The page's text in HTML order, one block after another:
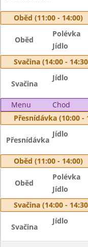
Oběd (11:00 - 14:00)
Oběd
Polévka
Jídlo
Svačina (14:00 -
Svačina
Jídlo
Menu Chod
Přesnídávka (10:00 -
Přesnídávka
Jídlo
Oběd (11:00 - 14:00)
Oběd
Polévka
Jídlo
Svačina (14:00 -
Svačina
Jídlo